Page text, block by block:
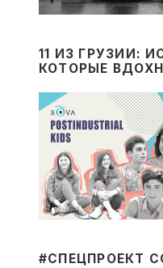
11 ИЗ ГРУЗИИ:
КОТОРЫЕ
#CПЕЦПРОЕКТ